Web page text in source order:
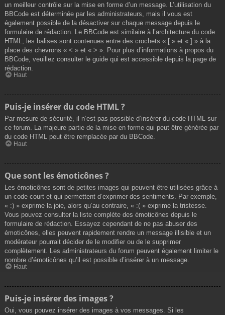
un meilleur contrôle sur la mise en forme d’un message. L’utilisation du
BBCode est déterminée par les administrateurs, mais il vous est
également possible de la désactiver sur chaque message depuis le
formulaire de rédaction. Le BBCode est similaire à l’architecture du code
HTML, les balises sont contenues entre des crochets « [ » et « ] » à la
place des chevrons « < » et « > ». Pour plus d’informations à propos du
BBCode, veuillez consulter le guide qui est accessible depuis la page de
rédaction.
Haut
Puis-je insérer du code HTML ?
Par mesure de sécurité, il n’est pas possible d’insérer du code HTML sur
ce forum. La majeure partie de la mise en forme qui peut être générée par
du code HTML peut être remplacée par du BBCode.
Haut
Que sont les émoticônes ?
Les émoticônes sont de petites images qui peuvent être utilisées grâce à
un code court et qui permettent d’exprimer des sentiments. Par exemple,
« :) » exprime la joie, alors qu’au contraire, « :( » exprime la tristesse.
Vous pouvez consulter la liste complète des émoticônes depuis le
formulaire de rédaction. Essayez cependant de ne pas abuser des
émoticônes, elles peuvent rapidement rendre un message illisible et un
modérateur pourrait décider de le modifier ou de le supprimer
complètement. Les administrateurs du forum peuvent également limiter le
nombre d’émoticônes qu’il est possible d’insérer à un message.
Haut
Puis-je insérer des images ?
Oui, vous pouvez insérer des images à vos messages. Si les